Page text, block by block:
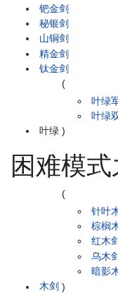
钯金剑
秘银剑
山铜剑
精金剑
钛金剑
叶绿
(
叶绿
叶绿
)
困难模
木剑
(
针叶
棕榈
红木剑
乌木剑
暗影
)